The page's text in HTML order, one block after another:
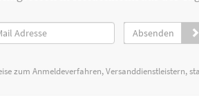
Absenden
zum Anmeldeverfahren, Versanddienstleistern,